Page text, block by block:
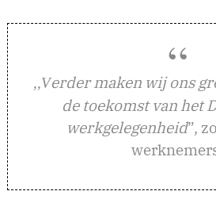
,,Verder maken wij ons
de toekomst van het
werkgelegenheid”,